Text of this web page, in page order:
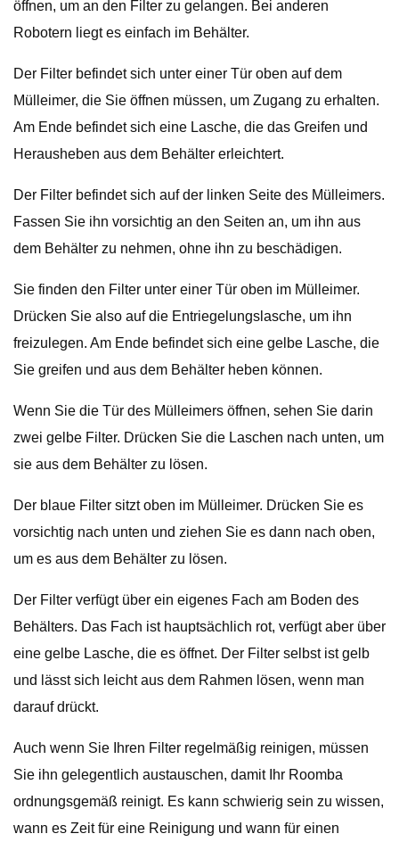
öffnen, um an den Filter zu gelangen. Bei anderen
Robotern liegt es einfach im Behälter.
Der Filter befindet sich unter einer Tür oben auf dem
Mülleimer, die Sie öffnen müssen, um Zugang zu erhalten.
Am Ende befindet sich eine Lasche, die das Greifen und
Herausheben aus dem Behälter erleichtert.
Der Filter befindet sich auf der linken Seite des Mülleimers.
Fassen Sie ihn vorsichtig an den Seiten an, um ihn aus
dem Behälter zu nehmen, ohne ihn zu beschädigen.
Sie finden den Filter unter einer Tür oben im Mülleimer.
Drücken Sie also auf die Entriegelungslasche, um ihn
freizulegen. Am Ende befindet sich eine gelbe Lasche, die
Sie greifen und aus dem Behälter heben können.
Wenn Sie die Tür des Mülleimers öffnen, sehen Sie darin
zwei gelbe Filter. Drücken Sie die Laschen nach unten, um
sie aus dem Behälter zu lösen.
Der blaue Filter sitzt oben im Mülleimer. Drücken Sie es
vorsichtig nach unten und ziehen Sie es dann nach oben,
um es aus dem Behälter zu lösen.
Der Filter verfügt über ein eigenes Fach am Boden des
Behälters. Das Fach ist hauptsächlich rot, verfügt aber über
eine gelbe Lasche, die es öffnet. Der Filter selbst ist gelb
und lässt sich leicht aus dem Rahmen lösen, wenn man
darauf drückt.
Auch wenn Sie Ihren Filter regelmäßig reinigen, müssen
Sie ihn gelegentlich austauschen, damit Ihr Roomba
ordnungsgemäß reinigt. Es kann schwierig sein zu wissen,
wann es Zeit für eine Reinigung und wann für einen